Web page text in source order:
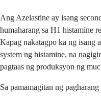
Ang Azelastine ay isang
humaharang sa H1 histamine
Kapag nakatagpo ka ng isang
system ng histamine, na
pagtaas ng produksyon ng
Sa pamamagitan ng